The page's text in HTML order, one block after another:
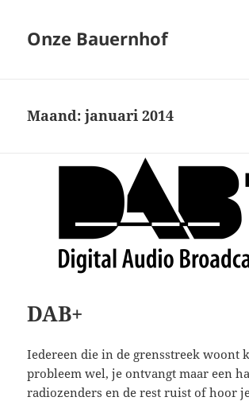
Onze Bauernhof
Maand:januari 2014
DAB+
Iedereen die in de grensstreek woont
probleem wel, je ontvangt maar een
radiozenders en de rest ruist of hoor